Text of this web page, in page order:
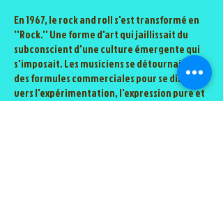
En 1967, le rock and roll s'est transformé en
''Rock.'' Une forme d'art qui jaillissait du
subconscient d'une culture émergente qui
s'imposait. Les musiciens se détournaient
des formules commerciales pour se diriger
vers l'expérimentation, l'expression pure et